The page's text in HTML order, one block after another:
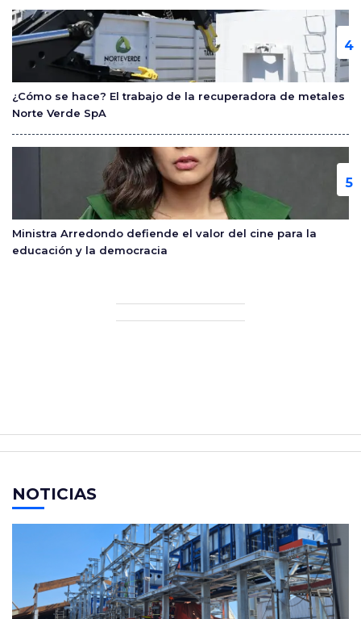
¿Cómo se hace? El trabajo de la recuperadora de metales
Norte Verde SpA
Ministra Arredondo defiende el valor del cine para la
educación y la democracia
NOTICIAS